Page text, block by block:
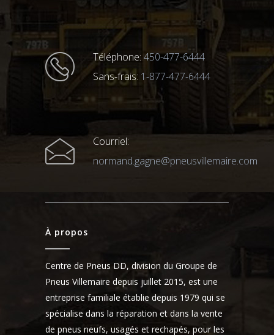
Téléphone: 450-477-6444
Sans-frais: 1-877-477-6444
Courriel:
normand.gagne@pneusvillemaire.com
À propos
Centre de Pneus DD, division du Groupe de
Pneus Villemaire depuis juillet 2015, est une
entreprise familiale établie depuis 1979 qui se
spécialise dans la réparation et dans la vente
de pneus neufs, usagés et rechapés, pour les